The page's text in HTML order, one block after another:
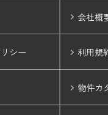
会社概
シー 利用規
物件カ